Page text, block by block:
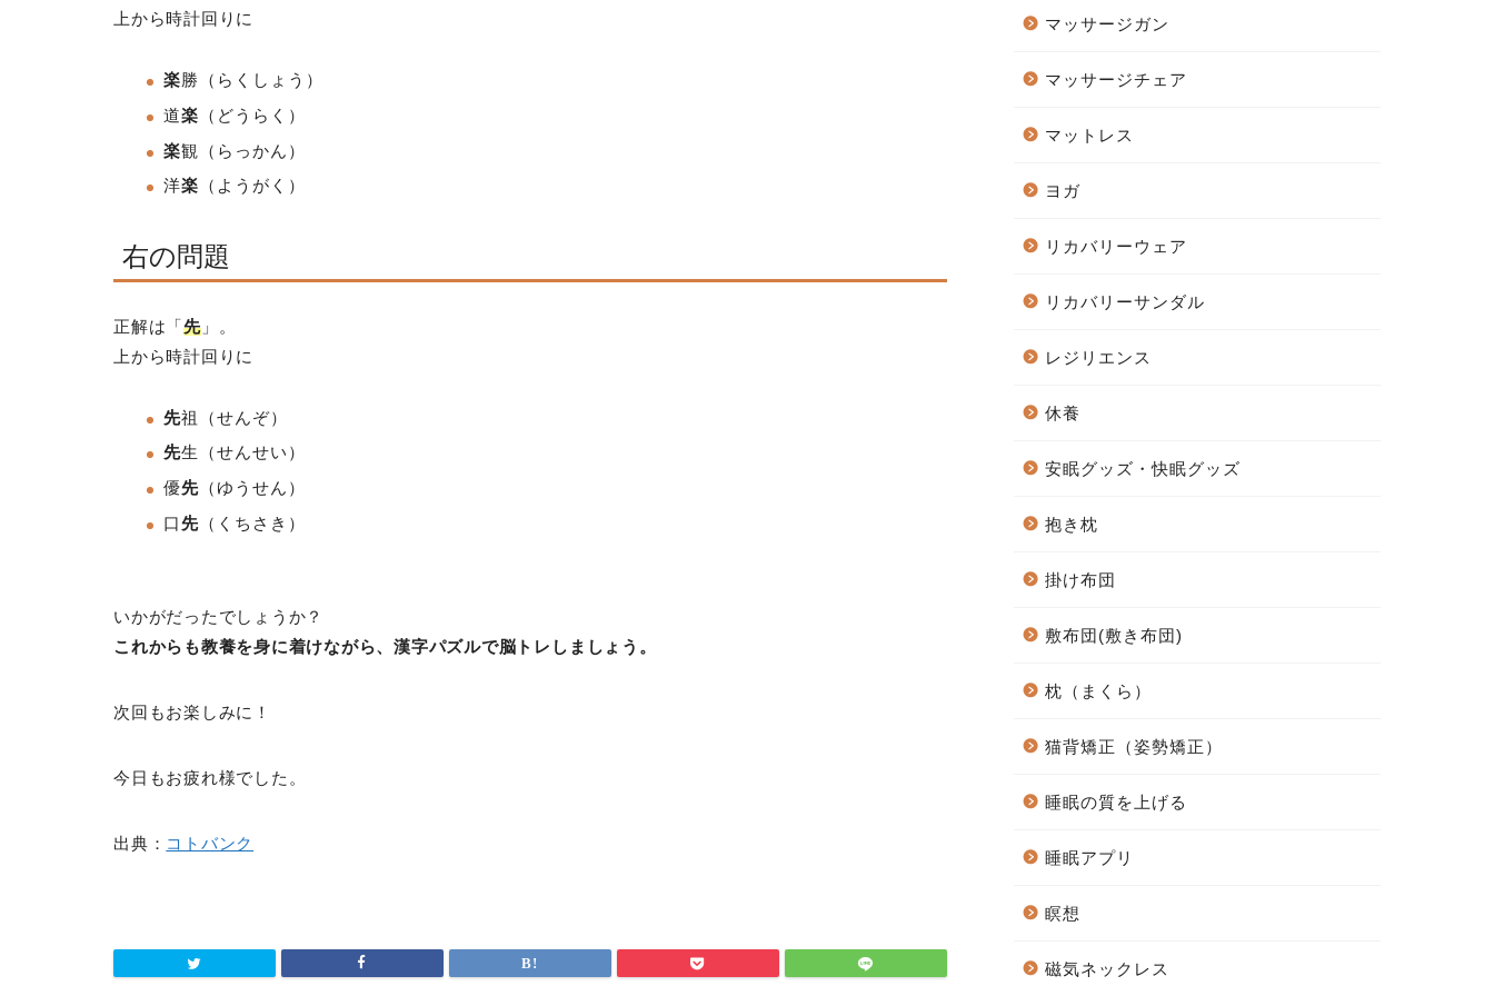
上から時計回りに
楽勝（らくしょう）
道楽 （どうらく）
楽観
（らっかん）
洋楽 （ようがく）
右の問題
正解は「先」。
上から時計回りに
先祖（せんぞ）
先生
（せんせい）
優先 （ゆうせん ）
口先 （くちさき）
いかがだったでしょうか？
これからも教養を身に着けながら、漢字パズルで脳トレしましょう。
次回もお楽しみに！
今日もお疲れ様でした。
出典： コトバンク
マッサージガン
マッサージチェア
マットレス
ヨガ
リカバリーウェア
リカバリーサンダル
レジリエンス
休養
安眠グッズ・快眠グッズ
抱き枕
掛け布団
敷布団(敷き布団)
枕（まくら）
猫背矯正（姿勢矯正）
睡眠の質を上げる
睡眠アプリ
瞑想
磁気ネックレス